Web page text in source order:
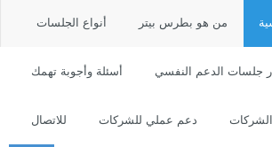
من هو بطرس بيتر أنواع الجلسات
جلسات الدعم النفسي أسئلة وأجوبة تهمك
دعم عملي للشركات للاتصال